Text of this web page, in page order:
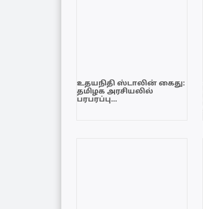
உதயநிதி ஸ்டாலின் கைது:
தமிழக அரசியலில்
பரபரப்பு…